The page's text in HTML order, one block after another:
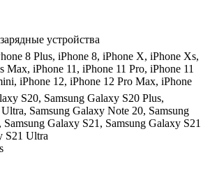
устройства
8 Plus, iPhone 8, iPhone X, iPhone Xs,
iPhone 11, iPhone 11 Pro, iPhone 11
iPhone 12, iPhone 12 Pro Max, iPhone
S20, Samsung Galaxy S20 Plus,
Samsung Galaxy Note 20, Samsung
Galaxy S21, Samsung Galaxy S21
S21 Ultra